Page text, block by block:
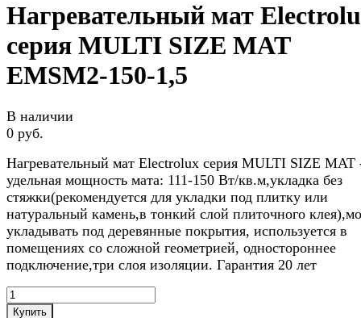
Нагревательный мат
серия MULTI SIZE MAT
EMSM2-150-1,5
В наличии
0 руб.
Нагревательный мат Electrolux серия MULTI SIZE MAT
удельная мощность мата: 111-150 Вт/кв.м,укладка без
стяжки(рекомендуется для укладки под плитку или
натуральный камень,в тонкий слой плиточного
укладывать под деревянные покрытия, используется в
помещениях со сложной геометрией, одностороннее
подключение,три слоя изоляции. Гарантия 20 лет
Купить